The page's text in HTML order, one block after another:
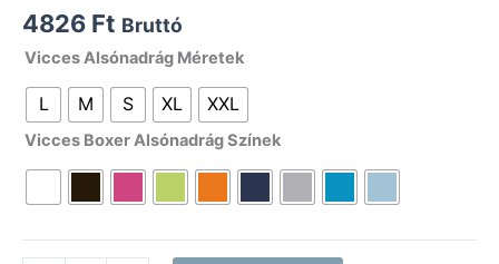
4826 Ft Bruttó
Vicces Alsónadrág Méretek
L M S XL XXL
Vicces Boxer Alsónadrág Színek